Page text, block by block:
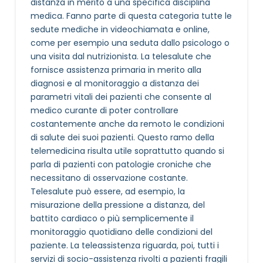
distanza in merito a una specifica disciplina
medica. Fanno parte di questa categoria tutte le
sedute mediche in videochiamata e online,
come per esempio una seduta dallo psicologo o
una visita dal nutrizionista. La telesalute che
fornisce assistenza primaria in merito alla
diagnosi e al monitoraggio a distanza dei
parametri vitali dei pazienti che consente al
medico curante di poter controllare
costantemente anche da remoto le condizioni
di salute dei suoi pazienti. Questo ramo della
telemedicina risulta utile soprattutto quando si
parla di pazienti con patologie croniche che
necessitano di osservazione costante.
Telesalute può essere, ad esempio, la
misurazione della pressione a distanza, del
battito cardiaco o più semplicemente il
monitoraggio quotidiano delle condizioni del
paziente. La teleassistenza riguarda, poi, tutti i
servizi di socio-assistenza rivolti a pazienti fragili